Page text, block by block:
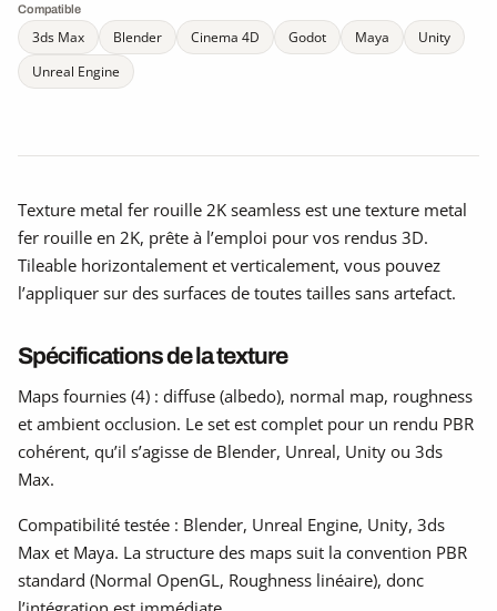
Compatible
3ds Max Blender Cinema 4D Godot Maya
Unity
Unreal Engine
Texture metal fer rouille 2K seamless est une texture metal
fer rouille en 2K, prête à l’emploi pour vos rendus 3D.
Tileable horizontalement et verticalement, vous pouvez
l’appliquer sur des surfaces de toutes tailles sans artefact.
Spécifications de la texture
Maps fournies (4) : diffuse (albedo), normal map, roughness
et ambient occlusion. Le set est complet pour un rendu PBR
cohérent, qu’il s’agisse de Blender, Unreal, Unity ou 3ds
Max.
Compatibilité testée : Blender, Unreal Engine, Unity, 3ds
Max et Maya. La structure des maps suit la convention PBR
standard (Normal OpenGL, Roughness linéaire), donc